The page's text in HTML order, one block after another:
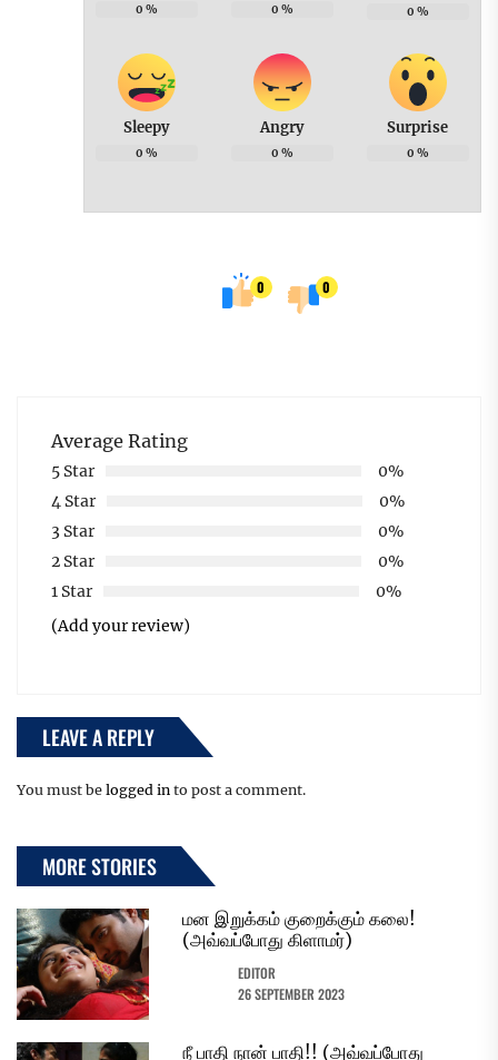
0 % 0 % 0 %
Sleepy
0 %
Angry
0 %
Surprise
0 %
0 0
Average Rating
5 Star
0%
4 Star
0%
3 Star
0%
2 Star
0%
1 Star
0%
(Add your review)
LEAVE A REPLY
You must be logged in to post a comment.
MORE STORIES
மன இறுக்கம் குறைக்கும் கலை!
(அவ்வப்போது கிளாமர்)
EDITOR
26 SEPTEMBER 2023
நீ பாதி நான் பாதி!! (அவ்வப்போது